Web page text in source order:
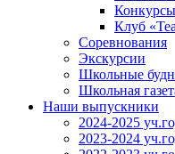
Конкурсы
Клуб
Соревнования
Экскурсии
Школьные
Школьная
Наши выпускники
2024-2025
2023-2024